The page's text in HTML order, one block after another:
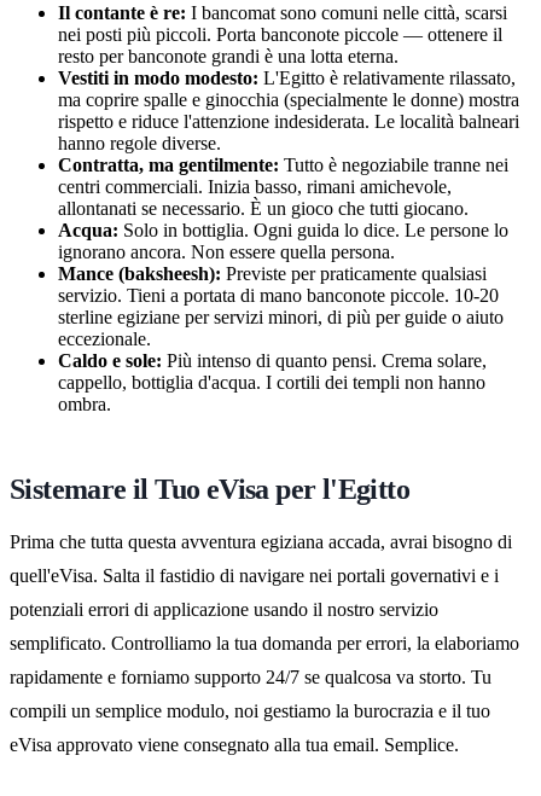
Il contante è re: I bancomat sono comuni nelle città, scarsi
nei posti più piccoli. Porta banconote piccole — ottenere il
resto per banconote grandi è una lotta eterna.
Vestiti in modo modesto: L'Egitto è relativamente rilassato,
ma coprire spalle e ginocchia (specialmente le donne) mostra
rispetto e riduce l'attenzione indesiderata. Le località balneari
hanno regole diverse.
Contratta, ma gentilmente: Tutto è negoziabile tranne nei
centri commerciali. Inizia basso, rimani amichevole,
allontanati se necessario. È un gioco che tutti giocano.
Acqua: Solo in bottiglia. Ogni guida lo dice. Le persone lo
ignorano ancora. Non essere quella persona.
Mance (baksheesh): Previste per praticamente qualsiasi
servizio. Tieni a portata di mano banconote piccole. 10-20
sterline egiziane per servizi minori, di più per guide o aiuto
eccezionale.
Caldo e sole: Più intenso di quanto pensi. Crema solare,
cappello, bottiglia d'acqua. I cortili dei templi non hanno
ombra.
Sistemare il Tuo eVisa per l'Egitto
Prima che tutta questa avventura egiziana accada, avrai bisogno di
quell'eVisa. Salta il fastidio di navigare nei portali governativi e i
potenziali errori di applicazione usando il nostro servizio
semplificato. Controlliamo la tua domanda per errori, la elaboriamo
rapidamente e forniamo supporto 24/7 se qualcosa va storto. Tu
compili un semplice modulo, noi gestiamo la burocrazia e il tuo
eVisa approvato viene consegnato alla tua email. Semplice.